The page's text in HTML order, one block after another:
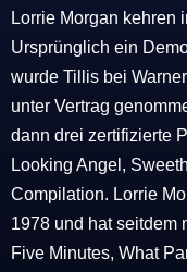
Lorrie Morgan kehren
Ursprünglich ein
wurde Tillis bei
unter Vertrag
dann drei zertifizierte
Looking Angel,
Compilation. Lorrie
1978 und hat seitdem
Five Minutes, What